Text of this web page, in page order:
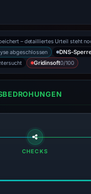
– detailliertes Urteil steht
abgeschlossen DNS-
Gridinsoft0/100
CHECKS